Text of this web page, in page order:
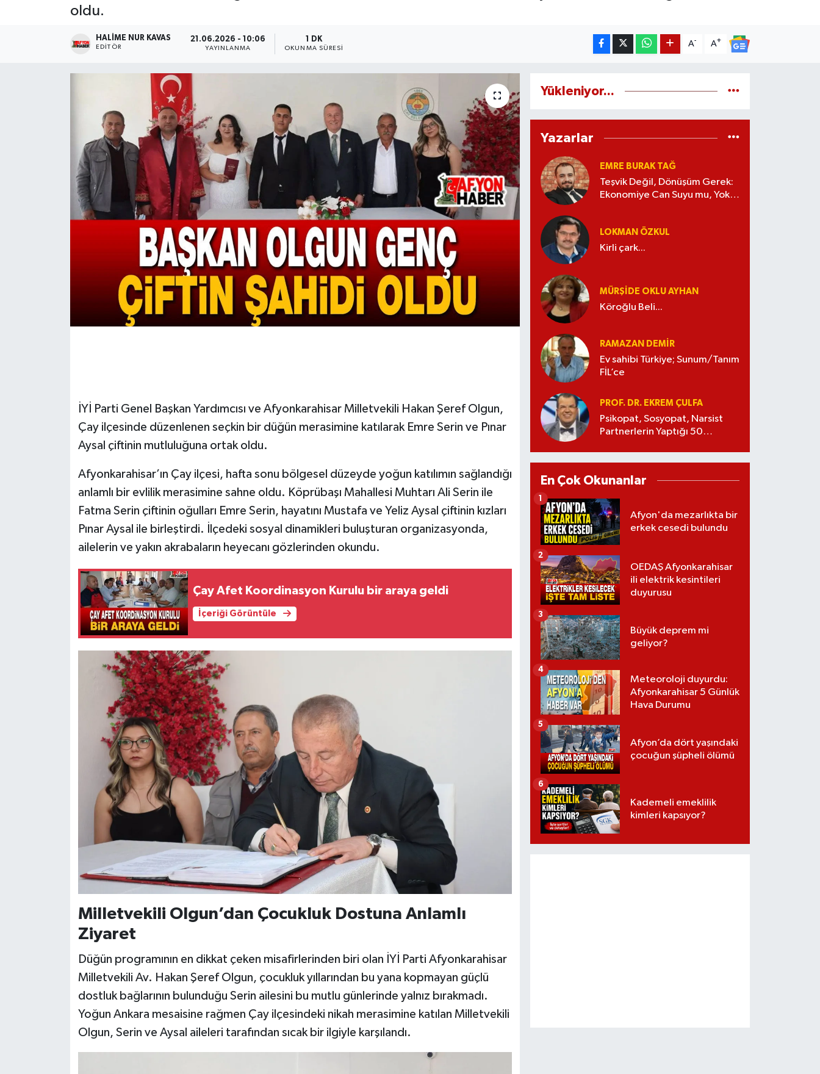
oldu.
HALIME NUR KAVAS
EDITÖR
21.06.2026 - 10:06
YAYINLANMA
1 DK
OKUNMA SÜRESI
A- A+
İYİ Parti Genel Başkan Yardımcısı ve Afyonkarahisar Milletvekili Hakan Şeref Olgun,
Çay ilçesinde düzenlenen seçkin bir düğün merasimine katılarak Emre Serin ve Pınar
Aysal çiftinin mutluluğuna ortak oldu.
Afyonkarahisar’ın Çay ilçesi, hafta sonu bölgesel düzeyde yoğun katılımın sağlandığı
anlamlı bir evlilik merasimine sahne oldu. Köprübaşı Mahallesi Muhtarı Ali Serin ile
Fatma Serin çiftinin oğulları Emre Serin, hayatını Mustafa ve Yeliz Aysal çiftinin kızları
Pınar Aysal ile birleştirdi. İlçedeki sosyal dinamikleri buluşturan organizasyonda,
ailelerin ve yakın akrabaların heyecanı gözlerinden okundu.
Çay Afet Koordinasyon Kurulu bir araya geldi
İçeriği Görüntüle
Milletvekili Olgun’dan Çocukluk Dostuna Anlamlı
Ziyaret
Düğün programının en dikkat çeken misafirlerinden biri olan İYİ Parti Afyonkarahisar
Milletvekili Av. Hakan Şeref Olgun, çocukluk yıllarından bu yana kopmayan güçlü
dostluk bağlarının bulunduğu Serin ailesini bu mutlu günlerinde yalnız bırakmadı.
Yoğun Ankara mesaisine rağmen Çay ilçesindeki nikah merasimine katılan Milletvekili
Olgun, Serin ve Aysal aileleri tarafından sıcak bir ilgiyle karşılandı.
Yükleniyor...
Yazarlar
EMRE BURAK TAĞ
Teşvik Değil, Dönüşüm Gerek:
Ekonomiye Can Suyu mu, Yoksa
LOKMAN ÖZKUL
Kirli çark...
MÜRŞIDE OKLU AYHAN
Köroğlu Beli...
RAMAZAN DEMİR
Ev sahibi Türkiye; Sunum/Tanım
FİL’ce
PROF. DR. EKREM ÇULFA
Psikopat, Sosyopat, Narsist
Partnerlerin Yaptığı 50
En Çok Okunanlar
Afyon'da mezarlıkta bir
erkek cesedi bulundu
1
OEDAŞ Afyonkarahisar
ili elektrik kesintileri
duyurusu
2
Büyük deprem mi
geliyor?
3
Meteoroloji duyurdu:
Afyonkarahisar 5 Günlük
Hava Durumu
4
Afyon’da dört yaşındaki
çocuğun şüpheli ölümü
5
Kademeli emeklilik
kimleri kapsıyor?
6